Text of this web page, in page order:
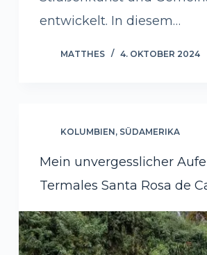
entwickelt. In diesem…
MATTHES 4. OKTOBER 2024
KOLUMBIEN, SÜDAMERIKA
Mein unvergesslicher
Termales Santa Rosa de